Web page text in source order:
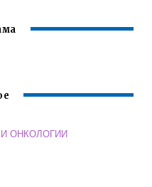
ОНКОЛОГИИ